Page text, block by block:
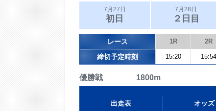
7月27日
初日
7月28日
２日目
レース 1R 2R
締切予定時刻 15:20 15:54
優勝戦 1800m
出走表 オッズ